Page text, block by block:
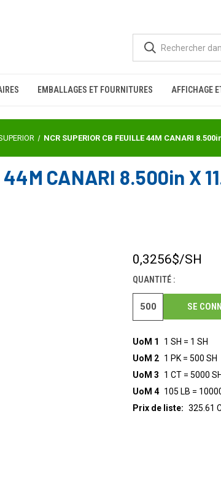
EMBALLAGES ET FOURNITURES AFFICHAGE
NCR SUPERIOR CB FEUILLE 44M CANARI
CANARI 8.500in X
STOCK
0,3256$/SH
QUANTITÉ :
SE
UoM 1
1 SH = 1 SH
UoM 2 1 PK = 500 SH
UoM 3
1 CT = 5000 SH
UoM 4 105 LB =
Prix de liste: 325.61